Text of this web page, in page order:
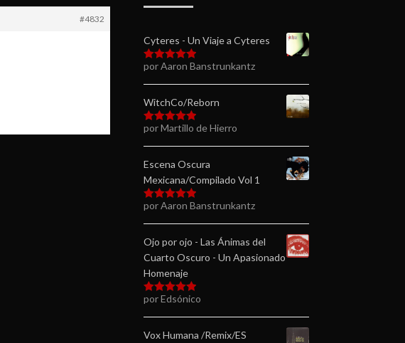
#4832
Cyteres - Un Viaje a Cyteres
Valorado en
por Aaron Banstrunkantz
WitchCo/Reborn
Valorado en
por Martillo de Hierro
Escena Oscura
Mexicana/Compilado Vol 1
Valorado en
por Aaron Banstrunkantz
Ojo por ojo - Las Ánimas del
Cuarto Oscuro - Un Apasionado
Homenaje
Valorado en
por Edsónico
Vox Humana /Remix/ES